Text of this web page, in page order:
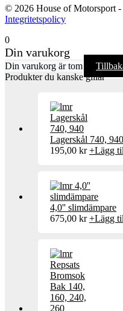
© 2026 House of Motorsport -
Integritetspolicy
0
Din varukorg
Din varukorg är tom
Produkter du kanske gillar
Lagerskål 740, 940
195,00 kr +Lägg
4,0'' slimdämpare
675,00 kr +Lägg